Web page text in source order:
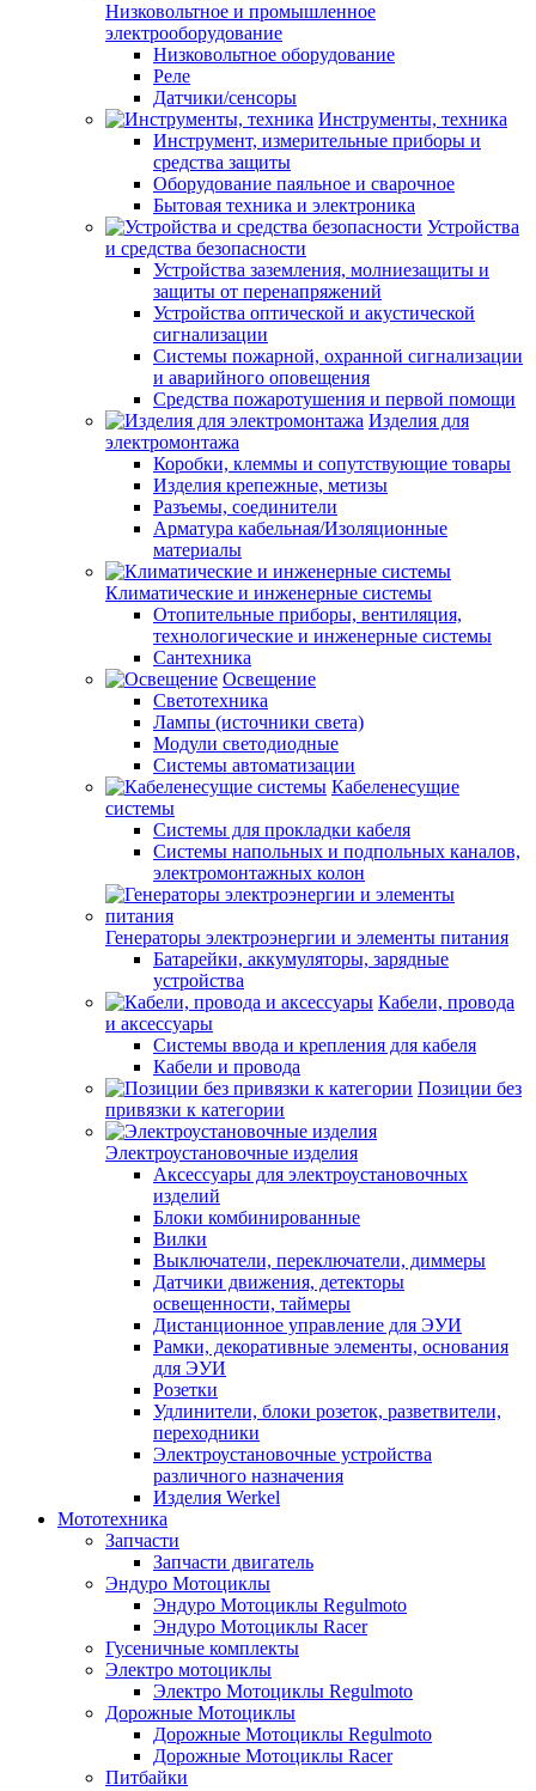
Низковольтное и промышленное
электрооборудование
Низковольтное оборудование
Реле
Датчики/сенсоры
Инструменты, техника
Инструмент, измерительные приборы и
средства защиты
Оборудование паяльное и сварочное
Бытовая техника и электроника
Устройства
и средства безопасности
Устройства заземления, молниезащиты и
защиты от перенапряжений
Устройства оптической и акустической
сигнализации
Системы пожарной, охранной сигнализации
и аварийного оповещения
Средства пожаротушения и первой помощи
Изделия для
электромонтажа
Коробки, клеммы и сопутствующие товары
Изделия крепежные, метизы
Разъемы, соединители
Арматура кабельная/Изоляционные
материалы
Климатические и инженерные системы
Отопительные приборы, вентиляция,
технологические и инженерные системы
Сантехника
Освещение
Светотехника
Лампы (источники света)
Модули светодиодные
Системы автоматизации
Кабеленесущие
системы
Системы для прокладки кабеля
Системы напольных и подпольных каналов,
электромонтажных колон
Генераторы электроэнергии и элементы питания
Батарейки, аккумуляторы, зарядные
устройства
Кабели, провода
и аксессуары
Системы ввода и крепления для кабеля
Кабели и провода
Позиции без
привязки к категории
Электроустановочные изделия
Аксессуары для электроустановочных
изделий
Блоки комбинированные
Вилки
Выключатели, переключатели, диммеры
Датчики движения, детекторы
освещенности, таймеры
Дистанционное управление для ЭУИ
Рамки, декоративные элементы, основания
для ЭУИ
Розетки
Удлинители, блоки розеток, разветвители,
переходники
Электроустановочные устройства
различного назначения
Изделия Werkel
Мототехника
Запчасти
Запчасти двигатель
Эндуро Мотоциклы
Эндуро Мотоциклы Regulmoto
Эндуро Мотоциклы Racer
Гусеничные комплекты
Электро мотоциклы
Электро Мотоциклы Regulmoto
Дорожные Мотоциклы
Дорожные Мотоциклы Regulmoto
Дорожные Мотоциклы Racer
Питбайки